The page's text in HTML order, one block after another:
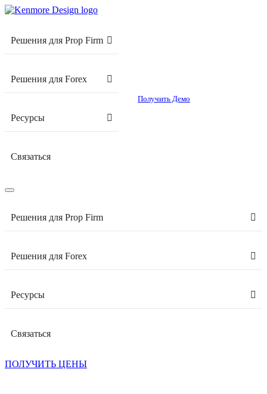
Решения для Prop Firm
Решения для Forex
Ресурсы
Связаться
Получить Демо
Решения для Prop Firm
Решения для Forex
Ресурсы
Связаться
ПОЛУЧИТЬ ЦЕНЫ